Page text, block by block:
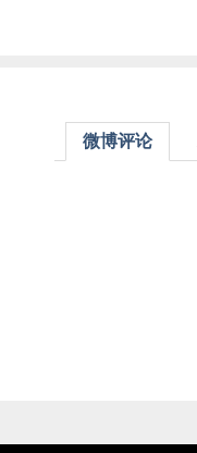
微博评论